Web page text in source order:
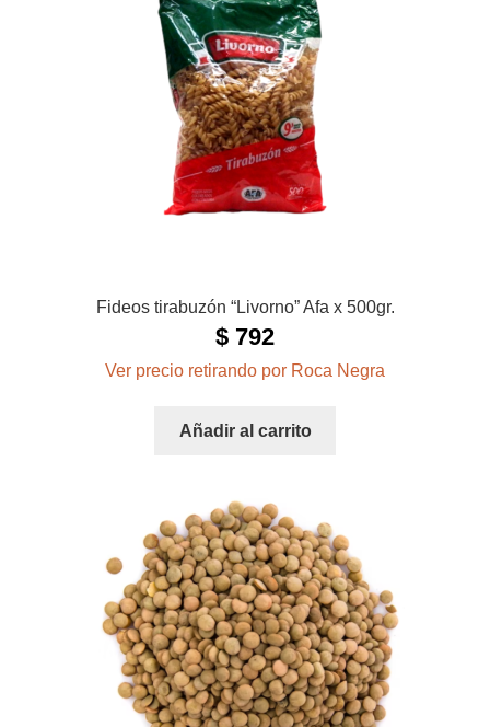
Fideos tirabuzón “Livorno” Afa x 500gr.
$ 792
Ver precio retirando por Roca Negra
Añadir al carrito